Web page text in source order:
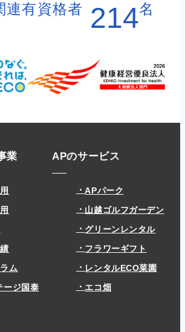
連有資格者 214名
業
ム
ージ国泰
APのサービス
APパーク
山越ゴルフガーデン
グリーンレンタル
フラワーギフト
レンタルECO菜園
エコ畑